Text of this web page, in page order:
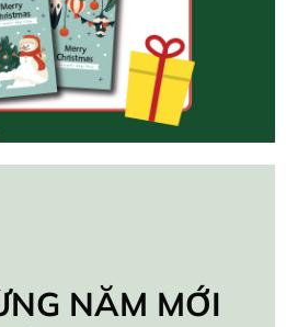
NĂM MỚI